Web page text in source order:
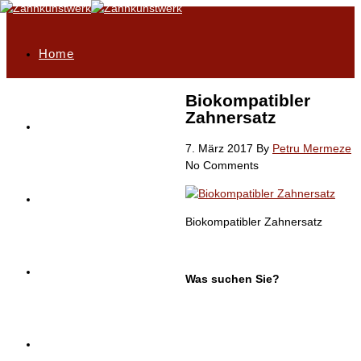
Home
Biokompatibler
Zahnersatz
7. März 2017 By Petru Mermeze
No Comments
Biokompatibler Zahnersatz
Was suchen Sie?